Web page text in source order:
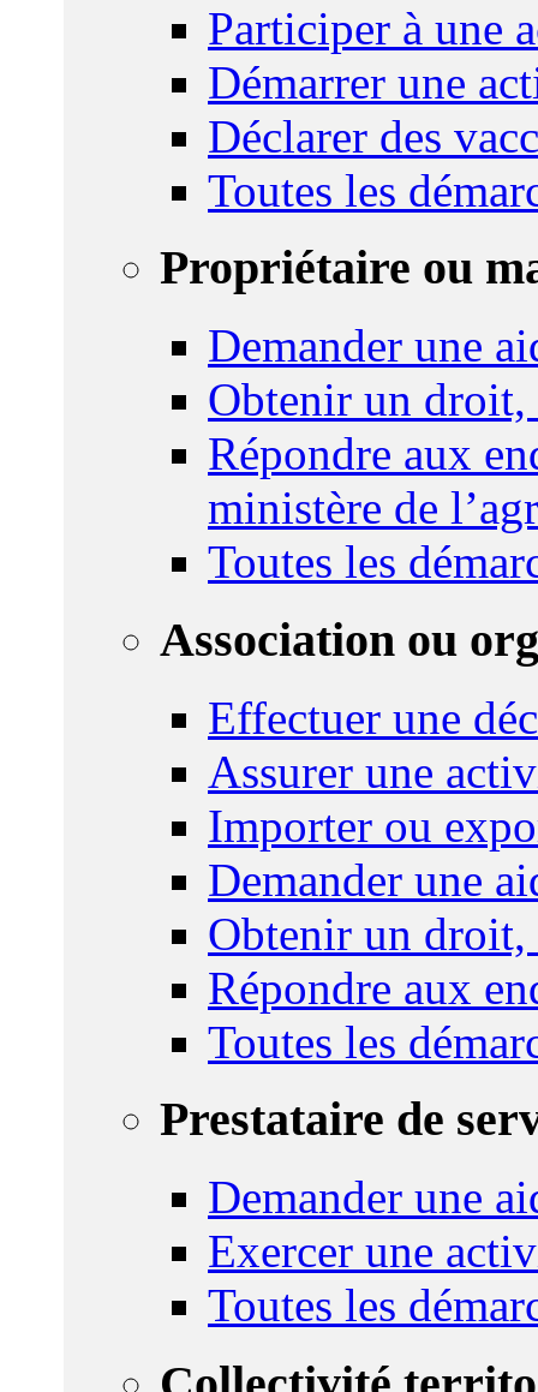
Participer à une
Démarrer une
Déclarer des
Toutes les
Propriétaire ou
Demander une
Obtenir un droit,
Répondre aux
ministère de
Toutes les
Association ou
Effectuer une
Assurer une
Importer ou
Demander une
Obtenir un droit,
Répondre aux
Toutes les
Prestataire de
Demander une
Exercer une
Toutes les